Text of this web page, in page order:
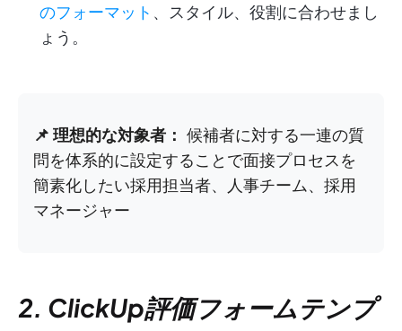
のフォーマット 、スタイル、役割に合わせまし
ょう。
📌 理想的な対象者： 候補者に対する一連の質
問を体系的に設定することで面接プロセスを
簡素化したい採用担当者、人事チーム、採用
マネージャー
2. ClickUp評価フォームテンプ